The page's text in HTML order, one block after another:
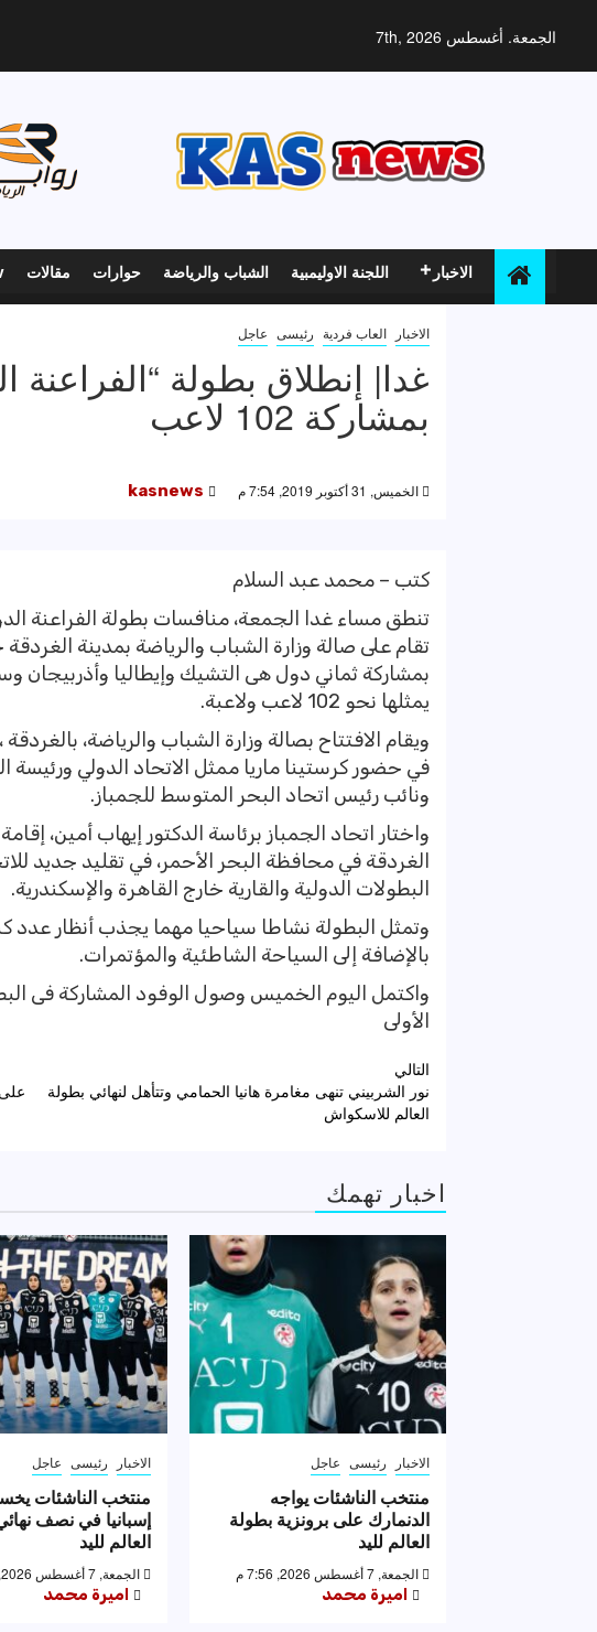
الجمعة. أغسطس 7th, 2026
الاخبار اللجنة الاوليمبية الشباب والرياضة حوارات مقالات
الاخبار العاب فردية رئيسى عاجل
غدا| إنطلاق بطولة “الفراعنة
بمشاركة 102 لاعب
الخميس, 31 أكتوبر 2019, 7:54 م kasnews
كتب – محمد عبد السلام
تنطق مساء غدا الجمعة، منافسات بطولة الفراعنة
بمشاركة ثماني دول هى التشيك وإيطاليا وأذربيجان
يمثلها نحو 102 لاعب ولاعبة.
ويقام الافتتاح بصالة وزارة الشباب والرياضة،
في حضور كرستينا ماريا ممثل الاتحاد الدولي ورئيسة
ونائب رئيس اتحاد البحر المتوسط للجمباز.
واختار اتحاد الجمباز برئاسة الدكتور إيهاب أمين،
الغردقة في محافظة البحر الأحمر، في تقليد جديد
البطولات الدولية والقارية خارج القاهرة والإسكندرية.
وتمثل البطولة نشاطا سياحيا مهما يجذب أنظار عدد
بالإضافة إلى السياحة الشاطئية والمؤتمرات.
واكتمل اليوم الخميس وصول الوفود المشاركة فى
الأولى
تصفّح
المقالات
التالي
نور الشربيني تنهى مغامرة هانيا الحمامي وتتأهل لنهائي بطولة
العالم للاسكواش
اخبار تهمك
الاخبار رئيسى عاجل
منتخب الناشئات يواجه
الدنمارك على برونزية بطولة
العالم لليد
الجمعة, 7 أغسطس 2026, 7:56 م
اميرة محمد
الاخبار رئيسى عاجل
منتخب الناشئات
إسبانيا في نصف
العالم لليد
الجمعة, 7 أغسطس 2026, 4:53 م
اميرة محمد